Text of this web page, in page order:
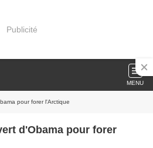
Publicité
MENU
pour forer l'Arctique
d'Obama pour forer